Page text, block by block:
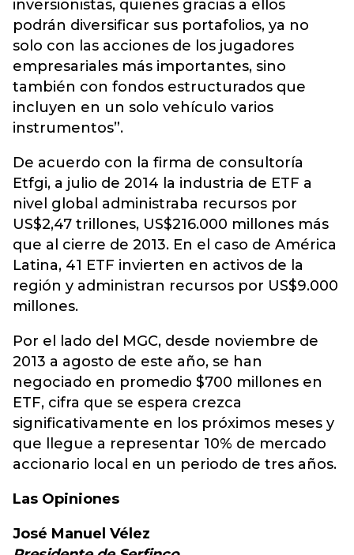
inversionistas, quienes gracias a ellos
podrán diversificar sus portafolios, ya no
solo con las acciones de los jugadores
empresariales más importantes, sino
también con fondos estructurados que
incluyen en un solo vehículo varios
instrumentos”.
De acuerdo con la firma de consultoría
Etfgi, a julio de 2014 la industria de ETF a
nivel global administraba recursos por
US$2,47 trillones, US$216.000 millones más
que al cierre de 2013. En el caso de América
Latina, 41 ETF invierten en activos de la
región y administran recursos por US$9.000
millones.
Por el lado del MGC, desde noviembre de
2013 a agosto de este año, se han
negociado en promedio $700 millones en
ETF, cifra que se espera crezca
significativamente en los próximos meses y
que llegue a representar 10% de mercado
accionario local en un periodo de tres años.
Las Opiniones
José Manuel Vélez